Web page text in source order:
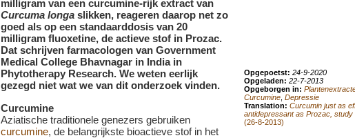
Opgepoetst: 24-9-2020
Opgeladen: 22-7-2013
Opgeborgen in:
Curcumine Depressie
Translation: Curcumin just as
antidepressant as Prozac, study
(26-8-2013)
milligram van een curcumine-rijk extract van
Curcuma longa slikken, reageren daarop net zo
goed als op een standaarddosis van 20
milligram fluoxetine, de actieve stof in Prozac.
Dat schrijven farmacologen van Government
Medical College Bhavnagar in India in
Phytotherapy Research. We weten eerlijk
gezegd niet wat we van dit onderzoek vinden.
Curcumine
Aziatische traditionele genezers gebruiken
curcumine, de belangrijkste bioactieve stof in het